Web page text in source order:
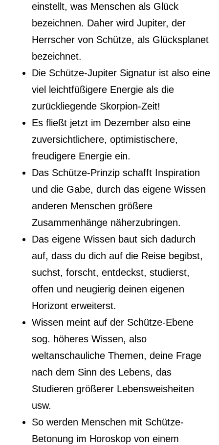
einstellt, was Menschen als Glück
bezeichnen. Daher wird Jupiter, der
Herrscher von Schütze, als Glücksplanet
bezeichnet.
Die Schütze-Jupiter Signatur ist also eine
viel leichtfüßigere Energie als die
zurückliegende Skorpion-Zeit!
Es fließt jetzt im Dezember also eine
zuversichtlichere, optimistischere,
freudigere Energie ein.
Das Schütze-Prinzip schafft Inspiration
und die Gabe, durch das eigene Wissen
anderen Menschen größere
Zusammenhänge näherzubringen.
Das eigene Wissen baut sich dadurch
auf, dass du dich auf die Reise begibst,
suchst, forscht, entdeckst, studierst,
offen und neugierig deinen eigenen
Horizont erweiterst.
Wissen meint auf der Schütze-Ebene
sog. höheres Wissen, also
weltanschauliche Themen, deine Frage
nach dem Sinn des Lebens, das
Studieren größerer Lebensweisheiten
usw.
So werden Menschen mit Schütze-
Betonung im Horoskop von einem